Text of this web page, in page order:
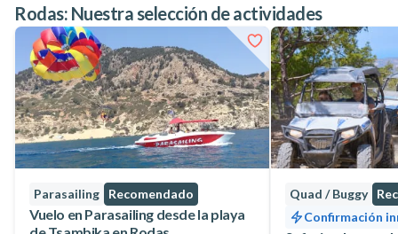
Rodas: Nuestra selección de actividades
Parasailing Recomendado
Vuelo en Parasailing desde la playa
Quad / Buggy
Confirmación